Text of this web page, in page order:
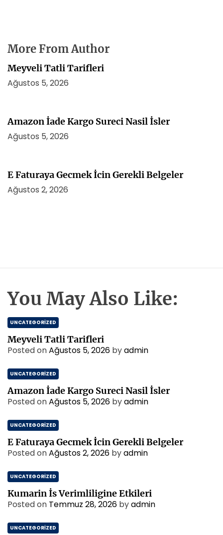
More From Author
Meyveli Tatli Tarifleri
Ağustos 5, 2026
Amazon İade Kargo Sureci Nasil İsler
Ağustos 5, 2026
E Faturaya Gecmek İcin Gerekli Belgeler
Ağustos 2, 2026
You May Also Like:
UNCATEGORIZED
Meyveli Tatli Tarifleri
Posted onAğustos 5, 2026 byadmin
UNCATEGORIZED
Amazon İade Kargo Sureci Nasil İsler
Posted onAğustos 5, 2026 byadmin
UNCATEGORIZED
E Faturaya Gecmek İcin Gerekli Belgeler
Posted onAğustos 2, 2026 byadmin
UNCATEGORIZED
Kumarin İs Verimliligine Etkileri
Posted on Temmuz 28, 2026 byadmin
UNCATEGORIZED